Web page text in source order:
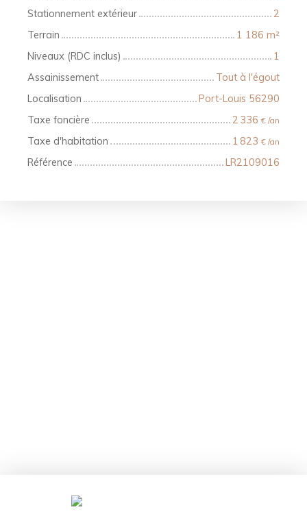
Stationnement extérieur
2
Terrain
1 186 m²
Niveaux (RDC inclus)
1
Assainissement
Tout à l'égout
Localisation
Port-Louis 56290
Taxe foncière
2 336 € /an
Taxe d'habitation 1 823 € /an
Référence LR2109016